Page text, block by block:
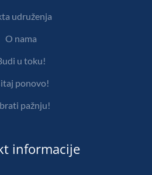
udruženja
O nama
u toku!
ponovo!
pažnju!
informacije